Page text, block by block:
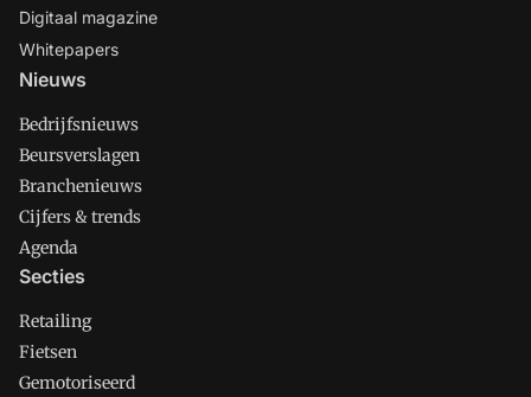
Digitaal magazine
Whitepapers
Nieuws
Bedrijfsnieuws
Beursverslagen
Branchenieuws
Cijfers & trends
Agenda
Secties
Retailing
Fietsen
Gemotoriseerd